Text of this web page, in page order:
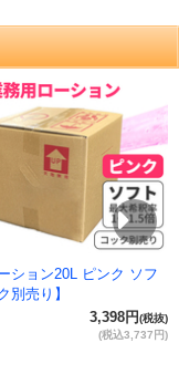
ション20L ピンク ソフ
別売り】
3,398円(税抜)
(税込3,737円)